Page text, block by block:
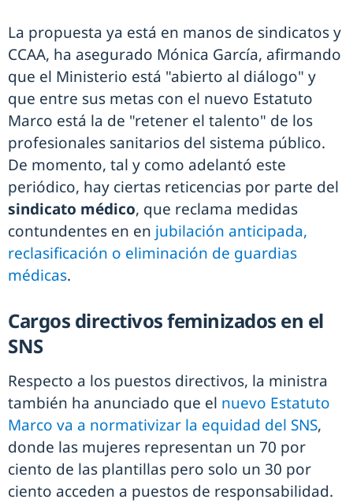
La propuesta ya está en manos de sindicatos y
CCAA, ha asegurado Mónica García, afirmando
que el Ministerio está "abierto al diálogo" y
que entre sus metas con el nuevo Estatuto
Marco está la de "retener el talento" de los
profesionales sanitarios del sistema público.
De momento, tal y como adelantó este
periódico, hay ciertas reticencias por parte del
sindicato médico, que reclama medidas
contundentes en en jubilación anticipada,
reclasificación o eliminación de guardias
médicas.
Cargos directivos feminizados en el
SNS
Respecto a los puestos directivos, la ministra
también ha anunciado que el nuevo Estatuto
Marco va a normativizar la equidad del SNS,
donde las mujeres representan un 70 por
ciento de las plantillas pero solo un 30 por
ciento acceden a puestos de responsabilidad.